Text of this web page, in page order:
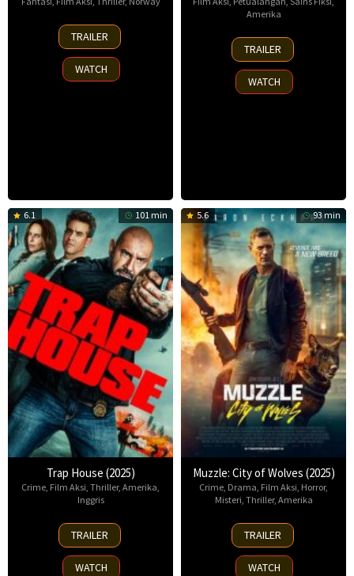
30
Nov
2025
TRAILER
WATCH
Amerika
8
Oct
2025
TRAILER
WATCH
6.1 101 min
Trap House (2025)
Crime, Film Aksi, Thriller, Amerika,
Inggris
14
Nov
2025
TRAILER
WATCH
5.6 93 min
Muzzle: City of Wolves (2025)
Crime, Drama, Film Aksi, Horror,
Misteri, Thriller, Amerika
13
Nov
2025
TRAILER
WATCH